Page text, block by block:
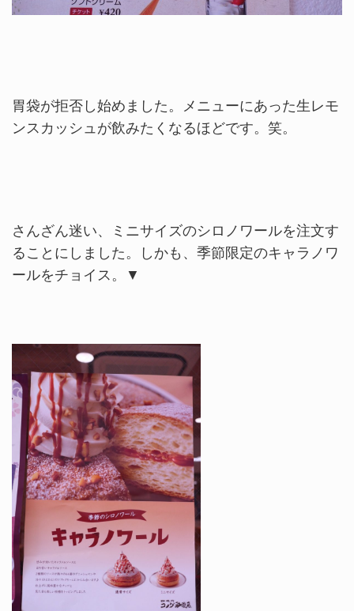
胃袋が拒否し始めました。メニューにあった生レモ
ンスカッシュが飲みたくなるほどです。笑。
さんざん迷い、ミニサイズのシロノワールを注文す
ることにしました。しかも、季節限定のキャラノワ
ールをチョイス。▼